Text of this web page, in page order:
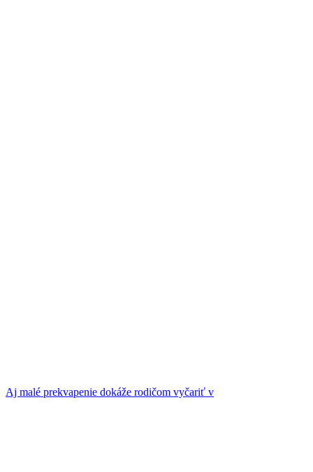
Aj malé prekvapenie dokáže rodičom vyčariť v